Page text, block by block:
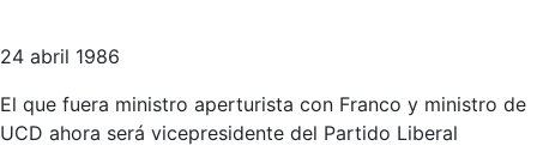
24 abril 1986
El que fuera ministro aperturista con Franco y ministro de
UCD ahora será vicepresidente del Partido Liberal